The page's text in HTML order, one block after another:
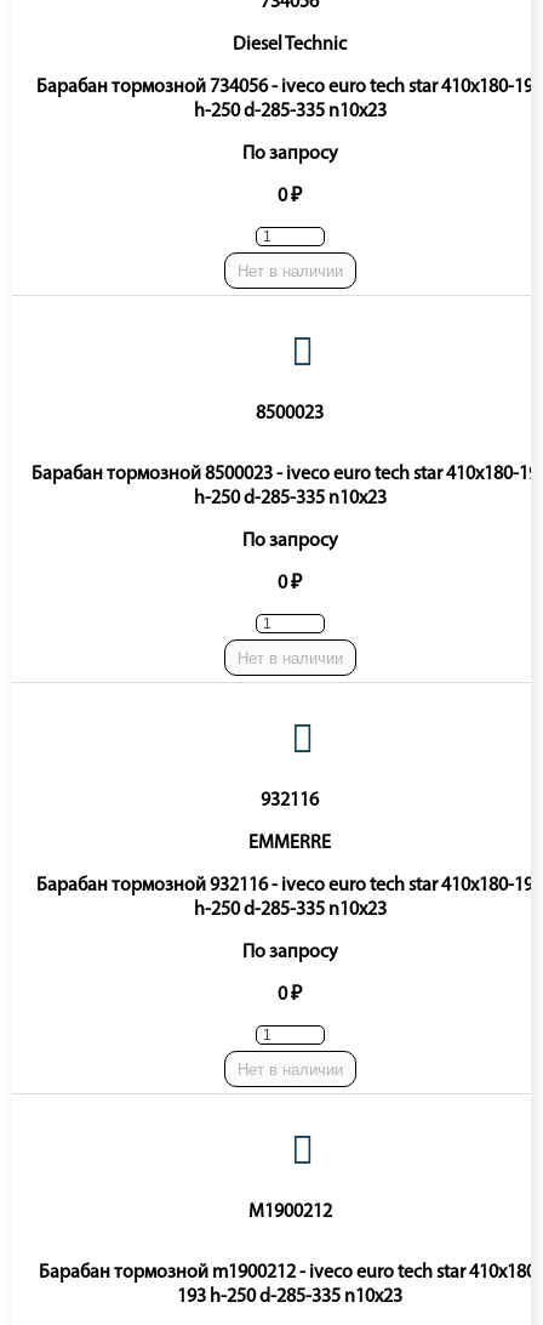
Diesel Technic
Барабан тормозной 734056 - iveco euro tech star 410x180-193
h-250 d-285-335 n10x23
По запросу
0 ₽
Нет в наличии
8500023
Барабан тормозной 8500023 - iveco euro tech star 410x180-
h-250 d-285-335 n10x23
По запросу
0 ₽
Нет в наличии
932116
EMMERRE
Барабан тормозной 932116 - iveco euro tech star 410x180-193
h-250 d-285-335 n10x23
По запросу
0 ₽
Нет в наличии
M1900212
Барабан тормозной m1900212 - iveco euro tech star 410x180-
193 h-250 d-285-335 n10x23